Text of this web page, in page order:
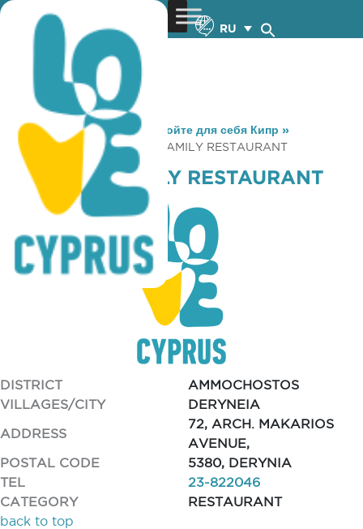
RU
You are here: Home »Откройте для себя Кипр »
Gastronomy
» COSTARIS FAMILY RESTAURANT
COSTARIS FAMILY RESTAURANT
DISTRICT
AMMOCHOSTOS
VILLAGES/CITY
DERYNEIA
ADDRESS
72, ARCH. MAKARIOS
AVENUE,
POSTAL CODE
5380, DERYNIA
TEL
23-822046
CATEGORY
RESTAURANT
back to top